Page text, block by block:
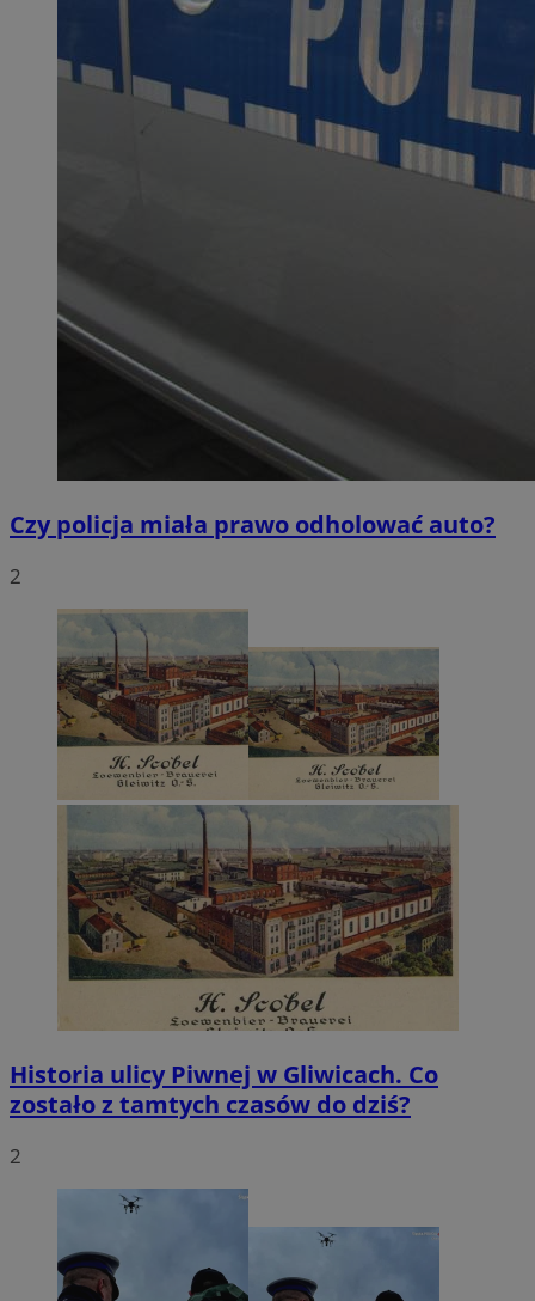
Czy policja miała prawo odholować auto?
2
Historia ulicy Piwnej w Gliwicach. Co
zostało z tamtych czasów do dziś?
2